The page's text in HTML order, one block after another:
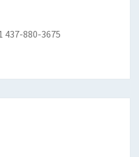
437-880-3675